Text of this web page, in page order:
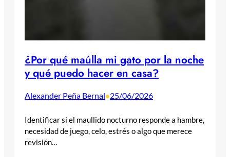
¿Por qué maúlla mi gato por la noche
y qué puedo hacer en casa?
Alexander Peña Bernal•25/06/2026
Identificar si el maullido nocturno responde a hambre,
necesidad de juego, celo, estrés o algo que merece
revisión…